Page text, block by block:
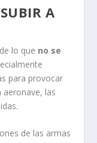
A
lo que no se
para provocar
aeronave, las
de las armas